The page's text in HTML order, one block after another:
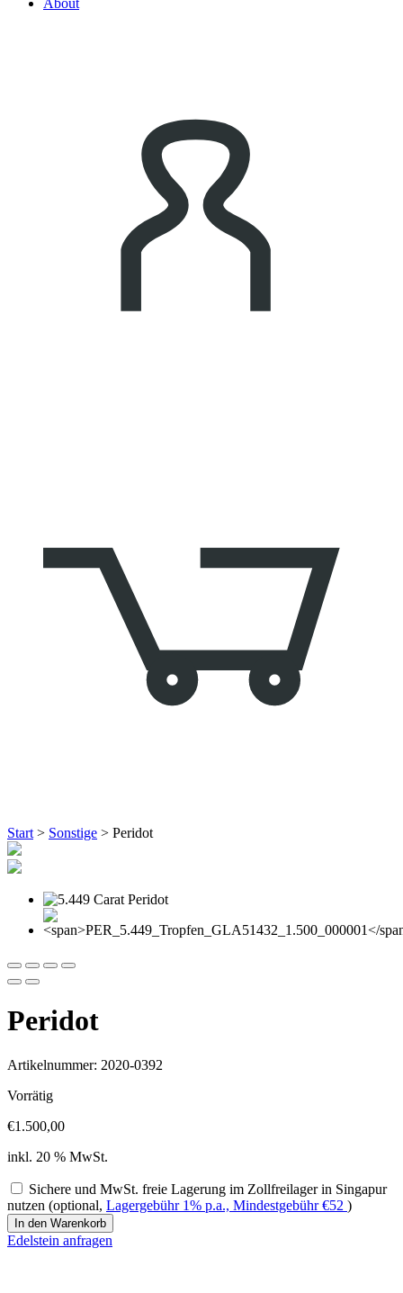
About
Start > Sonstige > Peridot
Peridot
Artikelnummer: 2020-0392
Vorrätig
€1.500,00
inkl. 20 % MwSt.
Sichere und MwSt. freie Lagerung im Zollfreilager in Singapur
nutzen (optional, Lagergebühr 1% p.a., Mindestgebühr€52 )
Peridot
Menge
In den Warenkorb
Edelstein anfragen